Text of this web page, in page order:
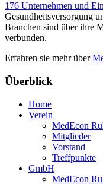
176 Unternehmen und
Gesundheitsversorgung
Branchen sind über ihre
verbunden.
Erfahren sie mehr über
Überblick
Home
Verein
MedEcon
Mitglieder
Vorstand
Treffpunkte
GmbH
MedEcon